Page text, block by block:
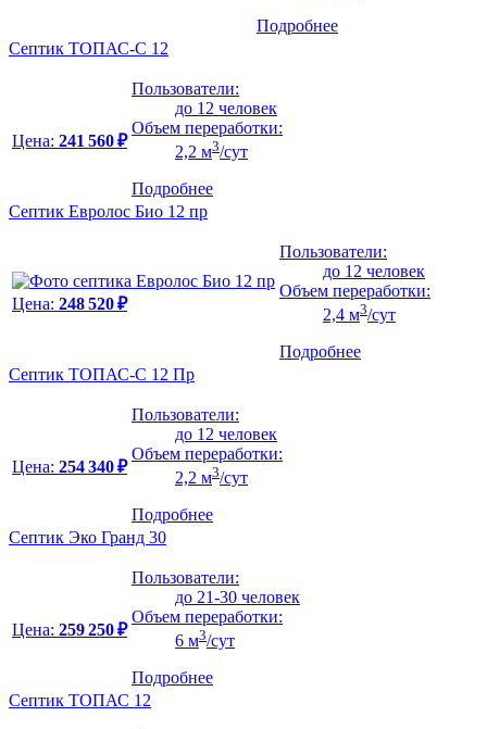
Подробнее
Септик ТОПАС-С 12
Цена: 241 560 ₽
Пользователи:
до 12 человек
Объем переработки:
2,2 м3/сут
Подробнее
Септик Евролос Био 12 пр
Цена: 248 520 ₽
Пользователи:
до 12 человек
Объем переработки:
2,4 м3/сут
Подробнее
Септик ТОПАС-С 12 Пр
Цена: 254 340 ₽
Пользователи:
до 12 человек
Объем переработки:
2,2 м3/сут
Подробнее
Септик Эко Гранд 30
Цена: 259 250 ₽
Пользователи:
до 21-30 человек
Объем переработки:
6 м3/сут
Подробнее
Септик ТОПАС 12